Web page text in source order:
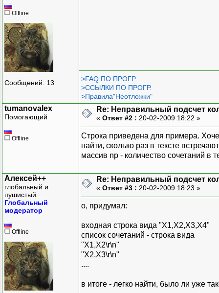
Offline
Сообщений: 13
>FAQ ПО ПРОГР.
>ССЫЛКИ ПО ПРОГР.
>Правила"Неотложки"
tumanovalex
Помогающий
Offline
Re: Неправильный подсчет
« Ответ #2 : 20-02-2009 18:22 »
Строка приведена для примера.
найти, сколько раз в тексте
массив np - количество сочетаний в
Алексей++
глобальный и
пушистый
Глобальный
модератор
Offline
Re: Неправильный подсчет
« Ответ #3 : 20-02-2009 18:23 »
о, придумал:
входная строка вида "X1,X2,X3,X4"
список сочетаний - строка вида
"X1,X2\r\n"
"X2,X3\r\n"
....
в итоге - легко найти, было ли уже